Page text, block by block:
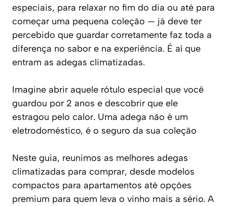
especiais, para relaxar no fim do dia ou até para
começar uma pequena coleção — já deve ter
percebido que guardar corretamente faz toda a
diferença no sabor e na experiência. É aí que
entram as adegas climatizadas.
Imagine abrir aquele rótulo especial que você
guardou por 2 anos e descobrir que ele
estragou pelo calor. Uma adega não é um
eletrodoméstico, é o seguro da sua coleção
Neste guia, reunimos as melhores adegas
climatizadas para comprar, desde modelos
compactos para apartamentos até opções
premium para quem leva o vinho mais a sério. A